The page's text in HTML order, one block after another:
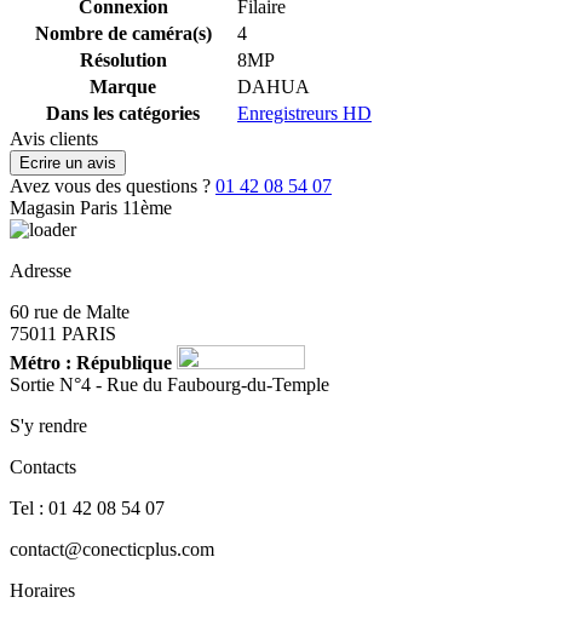
Connexion
Filaire
Nombre de caméra(s)
4
Résolution
8MP
Marque
DAHUA
Dans les catégories
Enregistreurs HD
Avis clients
Ecrire un avis
Avez vous des questions ? 01 42 08 54 07
Magasin Paris 11ème
Adresse
60 rue de Malte
75011 PARIS
Métro : République
Sortie N°4 - Rue du Faubourg-du-Temple
S'y rendre
Contacts
Tel : 01 42 08 54 07
contact@conecticplus.com
Horaires